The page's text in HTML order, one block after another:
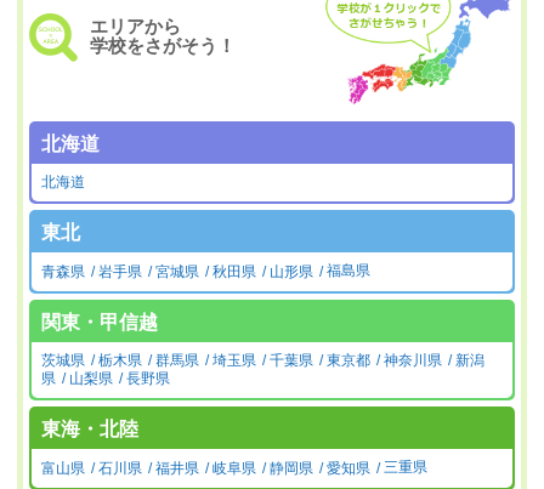
エリアから
学校をさがそう！
北海道
北海道
東北
青森県 岩手県 宮城県 秋田県 山形県 福島県
関東・甲信越
茨城県 栃木県 群馬県 埼玉県 千葉県 東京都 神奈川県
新潟
県
山梨県 長野県
東海・北陸
富山県 石川県 福井県 岐阜県 静岡県 愛知県 三重県